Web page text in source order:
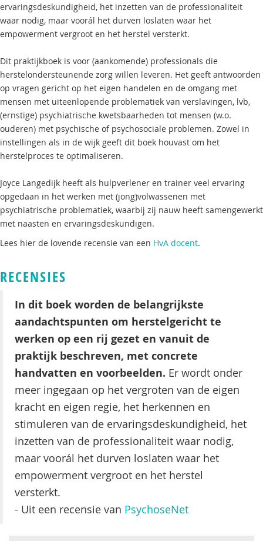
ervaringsdeskundigheid, het inzetten van de professionaliteit
waar nodig, maar voorál het durven loslaten waar het
empowerment vergroot en het herstel versterkt.
Dit praktijkboek is voor (aankomende) professionals die
herstelondersteunende zorg willen leveren. Het geeft antwoorden
op vragen gericht op het eigen handelen en de omgang met
mensen met uiteenlopende problematiek van verslavingen, lvb,
(ernstige) psychiatrische kwetsbaarheden tot mensen (w.o.
ouderen) met psychische of psychosociale problemen. Zowel in
instellingen als in de wijk geeft dit boek houvast om het
herstelproces te optimaliseren.
Joyce Langedijk heeft als hulpverlener en trainer veel ervaring
opgedaan in het werken met (jong)volwassenen met
psychiatrische problematiek, waarbij zij nauw heeft samengewerkt
met naasten en ervaringsdeskundigen.
Lees hier de lovende recensie van een HvA docent.
RECENSIES
In dit boek worden de belangrijkste
aandachtspunten om herstelgericht te
werken op een rij gezet en vanuit de
praktijk beschreven, met concrete
handvatten en voorbeelden. Er wordt onder
meer ingegaan op het vergroten van de eigen
kracht en eigen regie, het herkennen en
stimuleren van de ervaringsdeskundigheid, het
inzetten van de professionaliteit waar nodig,
maar voorál het durven loslaten waar het
empowerment vergroot en het herstel
versterkt.
- Uit een recensie van PsychoseNet